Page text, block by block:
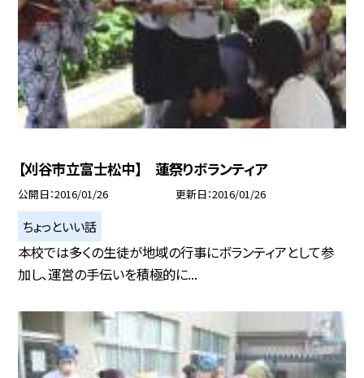
【刈谷市立富士松中】 蓮祭りボランティア
公開日 2016/01/26 更新日 2016/01/26
ちょっといい話
本校では多くの生徒が地域の行事にボランティアとして参
加し、運営の手伝いを積極的に...